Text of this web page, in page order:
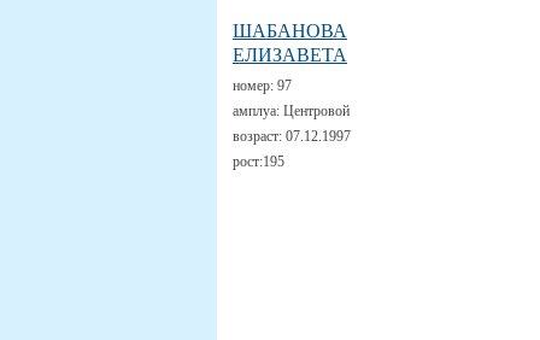
ШАБАНОВА
ЕЛИЗАВЕТА
номер: 97
амплуа: Центровой
возраст: 07.12.1997
рост:195